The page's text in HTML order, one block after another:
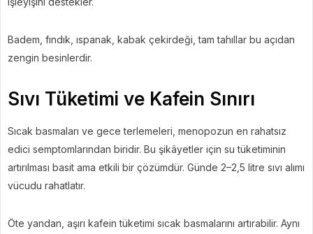
Badem, fındık, ıspanak, kabak çekirdeği, tam tahıllar bu açıdan
zengin besinlerdir.
Sıvı Tüketimi ve Kafein Sınırı
Sıcak basmaları ve gece terlemeleri, menopozun en rahatsız
edici semptomlarından biridir. Bu şikâyetler için su tüketiminin
artırılması basit ama etkili bir çözümdür. Günde 2–2,5 litre sıvı alımı
vücudu rahatlatır.
Öte yandan, aşırı kafein tüketimi sıcak basmalarını artırabilir. Aynı